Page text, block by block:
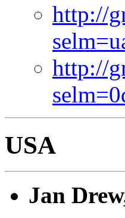
http://
http://
USA
Jan